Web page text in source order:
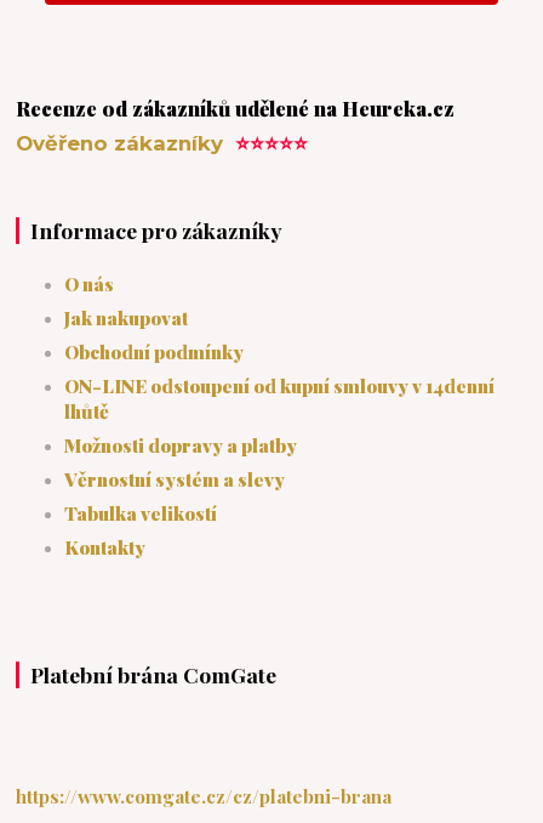
Recenze od zákazníků udělené na Heureka.cz
Ověřeno zákazníky⭐⭐⭐⭐⭐
Informace pro zákazníky
O nás
Jak nakupovat
Obchodní podmínky
ON-LINE odstoupení od kupní smlouvy v 14denní
lhůtě
Možnosti dopravy a platby
Věrnostní systém a slevy
Tabulka velikostí
Kontakty
Platební brána ComGate
https://www.comgate.cz/cz/platebni-brana